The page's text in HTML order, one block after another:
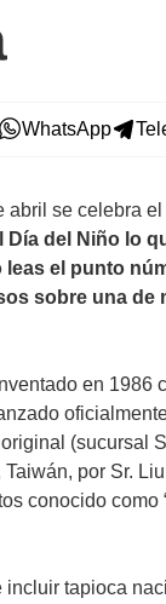
WhatsApp
abril se celebra el
Día del Niño lo
el punto
sobre una de
en 1986
(sucursal
Taiwán, por Sr.
conocido como
incluir tapioca